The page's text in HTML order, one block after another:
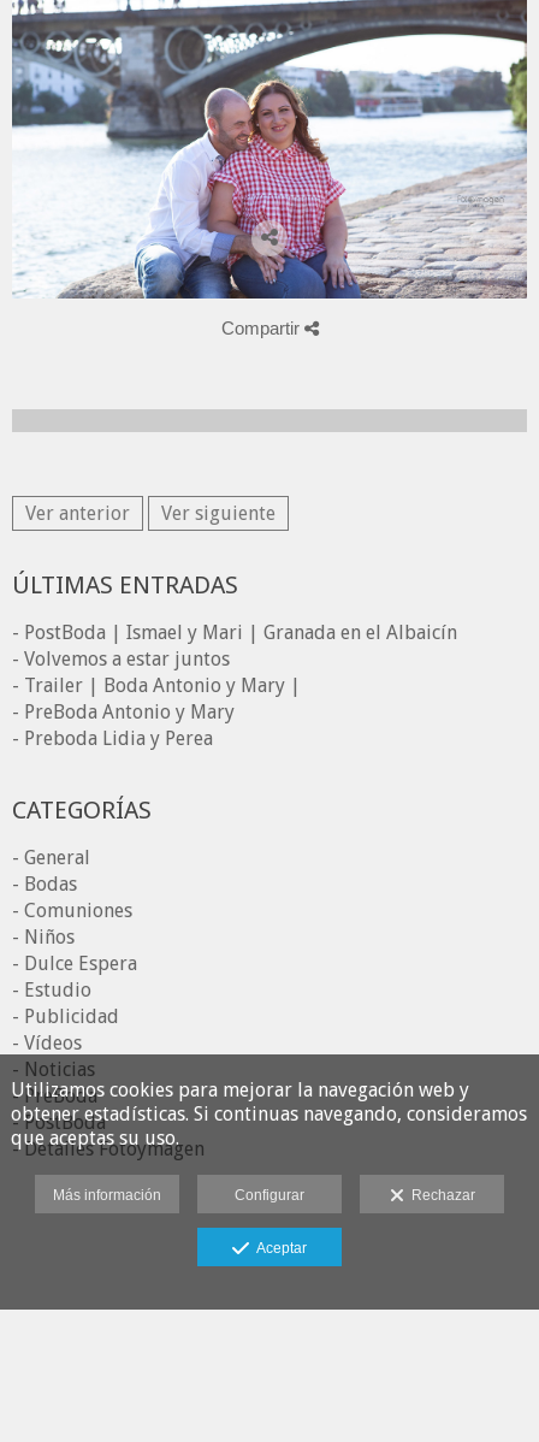
Compartir
Ver anterior Ver siguiente
ÚLTIMAS ENTRADAS
- PostBoda | Ismael y Mari | Granada en el Albaicín
- Volvemos a estar juntos
- Trailer | Boda Antonio y Mary |
- PreBoda Antonio y Mary
- Preboda Lidia y Perea
CATEGORÍAS
- General
- Bodas
- Comuniones
- Niños
- Dulce Espera
- Estudio
- Publicidad
- Vídeos
- Noticias
- PreBoda
- PostBoda
- Detalles Fotoymagen
Utilizamos cookies para mejorar la navegación web y
obtener estadísticas. Si continuas navegando, consideramos
que aceptas su uso.
Más información Configurar Rechazar
Aceptar